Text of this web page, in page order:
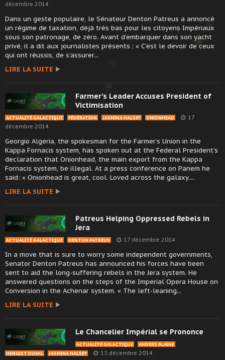
décembre 2014
Dans un geste populaire, le Sénateur Denton Patreus a annoncé
un régime de taxation, déjà très bas pour les citoyens Impériaux
sous son patronage, de zéro. Avant d’embarquer dans son yacht
privé, il a dit aux journalistes présents ; « C’est le devoir de ceux
qui ont réussis, de s’assurer...
LIRE LA SUITE
Farmer’s Leader Accuses President of
Victimisation
ACTUALITÉ GALACTIQUE FÉDÉRATION JASMINA HALSEY ONIONHEAD
17
décembre 2014
Georgio Algeria, the spokesman for the Farmer’s Union in the
Kappa Fornacis system, has spoken out at the Federal President’s
declaration that Onionhead, the main export from the Kappa
Fornacis system, be illegal. At a press conference on Panem he
said: « Onionhead is great, cool. Loved across the galaxy....
LIRE LA SUITE
Patreus Helping Oppressed Rebels in
Jera
ACTUALITÉ GALACTIQUE DENTON PATREUS 17 décembre 2014
In a move that is sure to worry some independent governments,
Senator Denton Patreus has announced his forces have been
sent to aid the long-suffering rebels in the Jera system. He
answered questions on the steps of the Imperial Opera House on
Conversion in the Achenar system. « The left-leaning...
LIRE LA SUITE
Le Chancelier Impérial se Prononce
ACTUALITÉ GALACTIQUE
ANDERS BLAINE
HENGIST DUVAL
JASMINA HALSEY 13 décembre 2014